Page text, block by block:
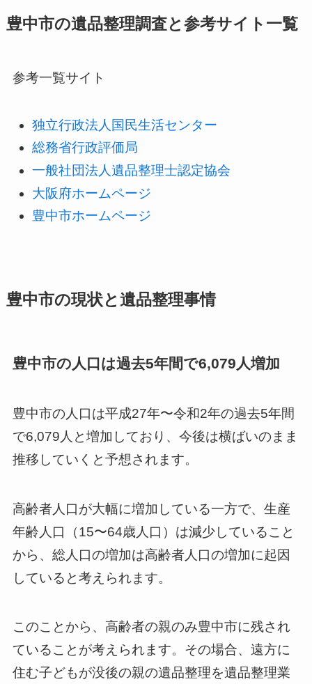
豊中市の遺品整理調査と参考サイト一覧
参考一覧サイト
独立行政法人国民生活センター
総務省行政評価局
一般社団法人遺品整理士認定協会
大阪府ホームページ
豊中市ホームページ
豊中市の現状と遺品整理事情
豊中市の人口は過去5年間で6,079人増加
豊中市の人口は平成27年〜令和2年の過去5年間
で6,079人と増加しており、今後は横ばいのまま
推移していくと予想されます。
高齢者人口が大幅に増加している一方で、生産
年齢人口（15〜64歳人口）は減少していること
から、総人口の増加は高齢者人口の増加に起因
していると考えられます。
このことから、高齢者の親のみ豊中市に残され
ていることが考えられます。その場合、遠方に
住む子どもが没後の親の遺品整理を遺品整理業